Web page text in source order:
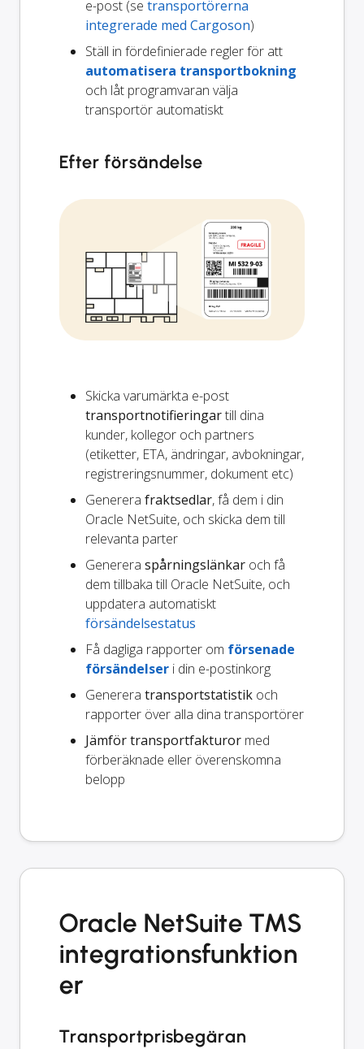
e-post (se transportörerna
integrerade med Cargoson)
Ställ in fördefinierade regler för att
automatisera transportbokning
och låt programvaran välja
transportör automatiskt
Efter försändelse
Skicka varumärkta e-post
transportnotifieringartill dina
kunder, kollegor och partners
(etiketter, ETA, ändringar, avbokningar,
registreringsnummer, dokument etc)
Generera fraktsedlar, få dem i din
Oracle NetSuite, och skicka dem till
relevanta parter
Generera spårningslänkar och få
dem tillbaka till Oracle NetSuite, och
uppdatera automatiskt
försändelsestatus
Få dagliga rapporter om försenade
försändelser i din e-postinkorg
Generera transportstatistik och
rapporter över alla dina transportörer
Jämför transportfakturor med
förberäknade eller överenskomna
belopp
Oracle NetSuite TMS
integrationsfunktion
er
Transportprisbegäran